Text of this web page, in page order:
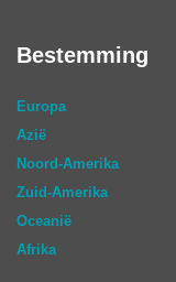
Bestemming
Europa
Azië
Noord-Amerika
Zuid-Amerika
Oceanië
Afrika